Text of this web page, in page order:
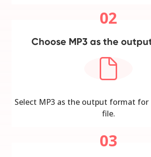
02
Choose MP3 as the
Select MP3 as the output format
file.
03